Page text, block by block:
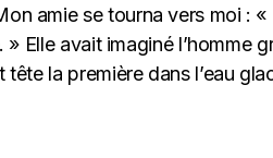
amie se tourna vers moi :
Elle avait imaginé l’homme
la première dans l’eau